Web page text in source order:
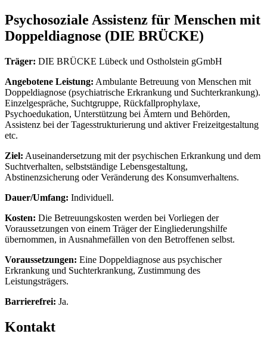
Psychosoziale Assistenz für Menschen mit
Doppeldiagnose (DIE BRÜCKE)
Träger: DIE BRÜCKE Lübeck und Ostholstein gGmbH
Angebotene Leistung: Ambulante Betreuung von Menschen mit
Doppeldiagnose (psychiatrische Erkrankung und Suchterkrankung).
Einzelgespräche, Suchtgruppe, Rückfallprophylaxe,
Psychoedukation, Unterstützung bei Ämtern und Behörden,
Assistenz bei der Tagesstrukturierung und aktiver Freizeitgestaltung
etc.
Ziel: Auseinandersetzung mit der psychischen Erkrankung und dem
Suchtverhalten, selbstständige Lebensgestaltung,
Abstinenzsicherung oder Veränderung des Konsumverhaltens.
Dauer/Umfang: Individuell.
Kosten: Die Betreuungskosten werden bei Vorliegen der
Voraussetzungen von einem Träger der Eingliederungshilfe
übernommen, in Ausnahmefällen von den Betroffenen selbst.
Voraussetzungen: Eine Doppeldiagnose aus psychischer
Erkrankung und Suchterkrankung, Zustimmung des
Leistungsträgers.
Barrierefrei: Ja.
Kontakt